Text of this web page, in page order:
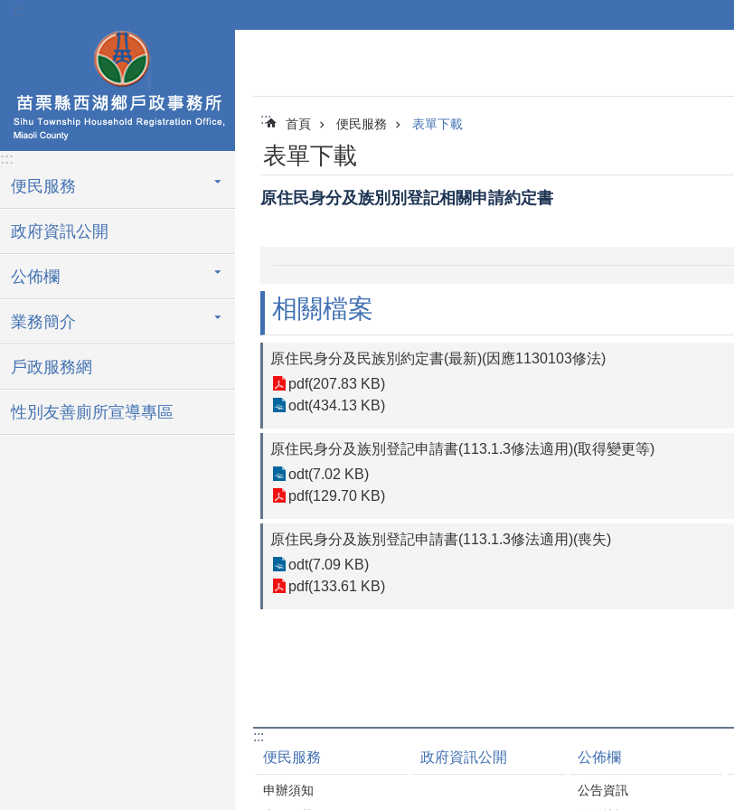
跳到主要內容區塊
:::
:::
便民服務
政府資訊公開
公佈欄
業務簡介
戶政服務網
性別友善廁所宣導專區
::: 首頁 便民服務 表單下載
表單下載
原住民身分及族別別登記相關申請約定書
相關檔案
原住民身分及民族別約定書(最新)(因應1130103修法)
pdf(207.83 KB)
odt(434.13 KB)
原住民身分及族別登記申請書(113.1.3修法適用)(取得變更等)
odt(7.02 KB)
pdf(129.70 KB)
原住民身分及族別登記申請書(113.1.3修法適用)(喪失)
odt(7.09 KB)
pdf(133.61 KB)
:::
便民服務
申辦須知
政府資訊公開 公佈欄
公告資訊